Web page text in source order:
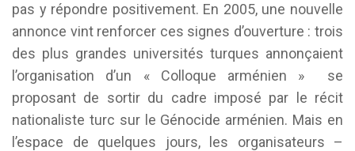
pas y répondre positivement. En 2005, une nouvelle
annonce vint renforcer ces signes d’ouverture : trois
des plus grandes universités turques annonçaient
l’organisation d’un « Colloque arménien » se
proposant de sortir du cadre imposé par le récit
nationaliste turc sur le Génocide arménien. Mais en
l’espace de quelques jours, les organisateurs –